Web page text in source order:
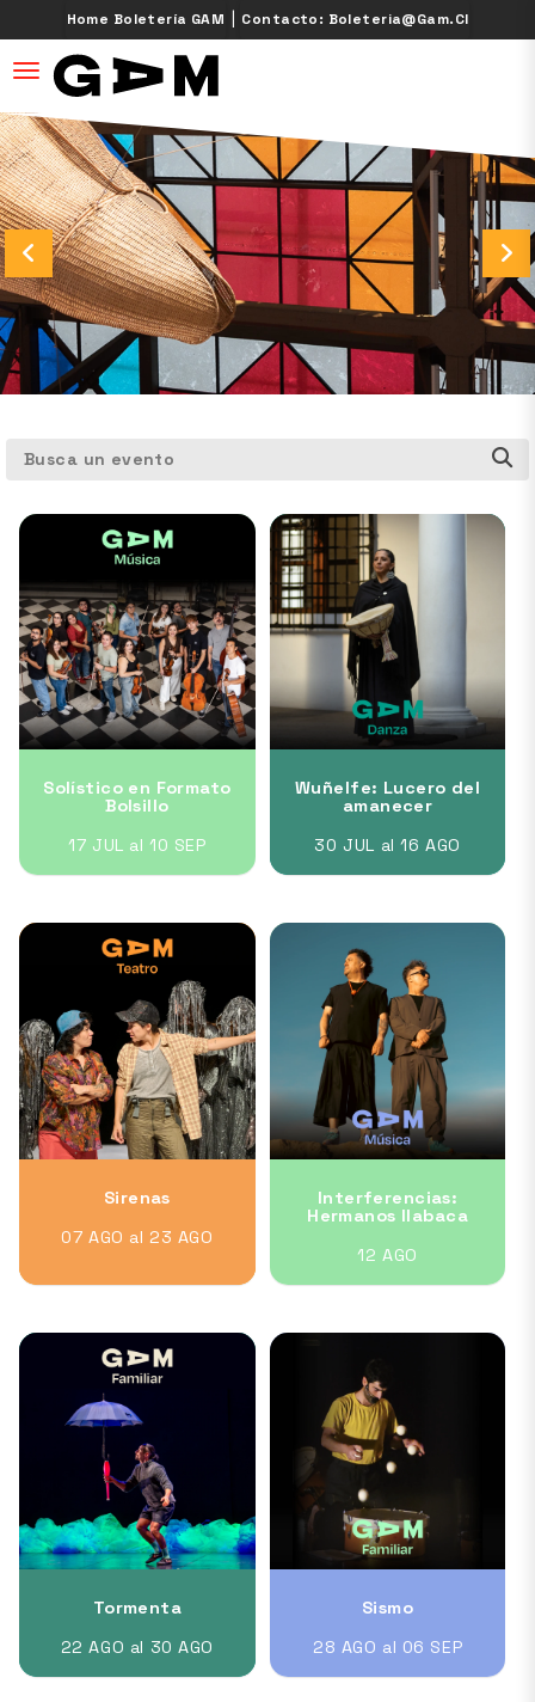
Home Boletería GAM | Contacto: Boleteria@gam.cl
desplegar navegación
Busca un evento
Solístico en Formato
Bolsillo
17 JUL al 10 SEP
Wuñelfe: Lucero del
amanecer
30 JUL al 16 AGO
Sirenas
07 AGO al 23 AGO
Interferencias:
Hermanos Ilabaca
12 AGO
Tormenta
22 AGO al 30 AGO
Sismo
28 AGO al 06 SEP